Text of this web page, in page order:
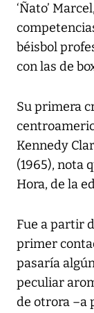
‘Ñato’
béisbol
con las de
Su primera
Kennedy
(1965), nota
Hora, de la
Fue a partir
primer
pasaría
peculiar
de otrora –a